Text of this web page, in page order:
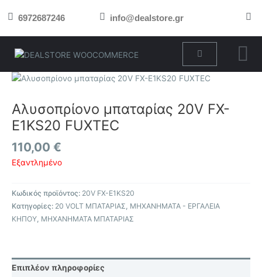
στο 6972687246 info@dealstore.gr
Cart
Αλυσοπρίονο μπαταρίας 20V FX-
E1KS20 FUXTEC
110,00 €
Εξαντλημένο
Κωδικός προϊόντος: 20V FX-E1KS20
Κατηγορίες: 20 VOLT ΜΠΑΤΑΡΙΑΣ ΜΗΧΑΝΗΜΑΤΑ - ΕΡΓΑΛΕΙΑ
ΚΗΠΟΥ ΜΗΧΑΝΗΜΑΤΑ ΜΠΑΤΑΡΙΑΣ
Επιπλέον πληροφορίες